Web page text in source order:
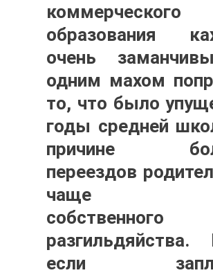
коммерческого
образования
очень
одним махом
то, что было
годы средней
причине
переездов
чаще
собственного
если